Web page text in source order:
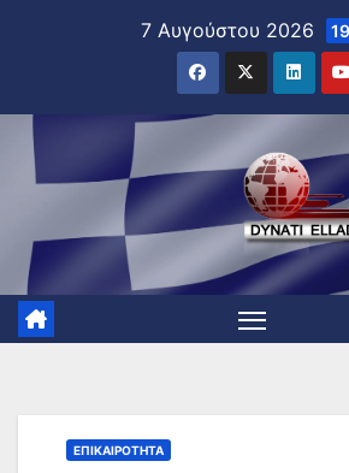
7 Αυγούστου 2026
ΕΠΙΚΑΙΡΌΤΗΤΑ